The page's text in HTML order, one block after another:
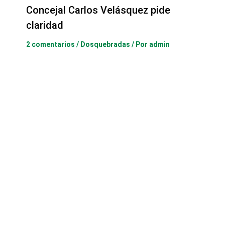
Concejal Carlos Velásquez pide
claridad
2 comentarios / Dosquebradas / Por admin